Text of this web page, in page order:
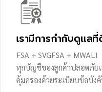
เรามีการกำกับดูแลที่
FSA + SVGFSA + MWALI
ทุกบัญชีของลูกค้าปลอดภัย
คุ้มครองด้วยระเบียบข้อบัง